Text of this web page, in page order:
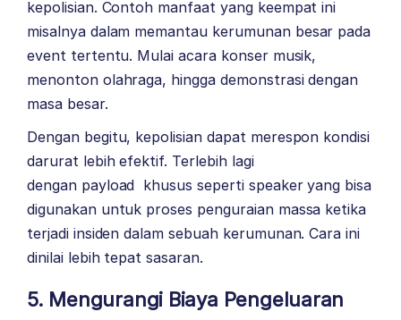
kepolisian. Contoh manfaat yang keempat ini
misalnya dalam memantau kerumunan besar pada
event tertentu. Mulai acara konser musik,
menonton olahraga, hingga demonstrasi dengan
masa besar.
Dengan begitu, kepolisian dapat merespon kondisi
darurat lebih efektif. Terlebih lagi
dengan payload khusus seperti speaker yang bisa
digunakan untuk proses penguraian massa ketika
terjadi insiden dalam sebuah kerumunan. Cara ini
dinilai lebih tepat sasaran.
5. Mengurangi Biaya Pengeluaran